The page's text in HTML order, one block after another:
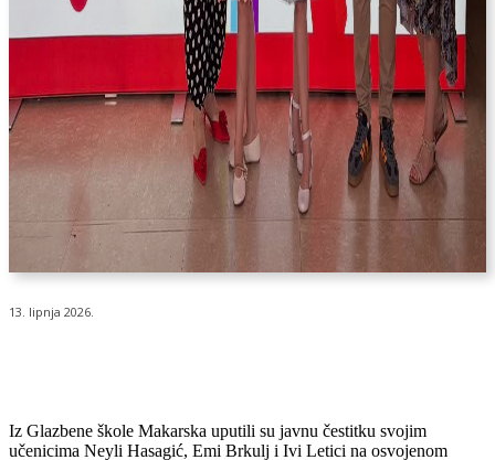
13. lipnja 2026.
Iz Glazbene škole Makarska uputili su javnu čestitku svojim
učenicima Neyli Hasagić, Emi Brkulj i Ivi Letici na osvojenom